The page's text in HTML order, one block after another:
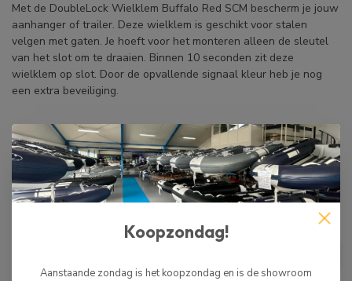
Met de DoubleLock Wielklem Buffalo Red SCM bescherm je jouw
aanhanger of trailer. Deze wielklem is geschikt voor stalen
velgen met gaten. Je hoeft voor het monteren alleen de sleutel
van het slot om te draaien. Binnen 10 seconden zit deze
wielklem op slot. Door de opvallende signaal kleur heb je nog
een extra beveiliging.
BIJPASSENDE ARTIKELEN
Wielklem Universeel
Koopzondag!
Aanstaande zondag is het koopzondag en is de showroom